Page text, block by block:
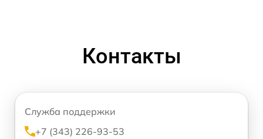
Контакты
Служба поддержки
+7 (343) 226-93-53